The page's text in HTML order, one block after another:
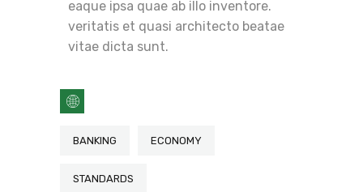
eaque ipsa quae ab illo inventore.
veritatis et quasi architecto beatae
vitae dicta sunt.
BANKING ECONOMY
STANDARDS